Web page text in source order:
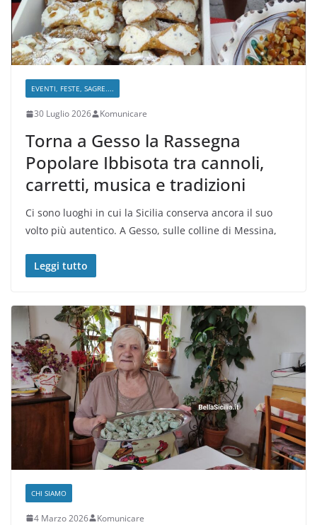
EVENTI, FESTE, SAGRE....
30 Luglio 2026 Komunicare
Torna a Gesso la Rassegna
Popolare Ibbisota tra cannoli,
carretti, musica e tradizioni
Ci sono luoghi in cui la Sicilia conserva ancora il suo
volto più autentico. A Gesso, sulle colline di Messina,
Leggi tutto
CHI SIAMO
4 Marzo 2026 Komunicare